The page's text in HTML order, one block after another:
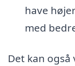
have
med
Det kan